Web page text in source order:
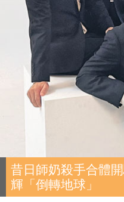
昔日師奶殺手合體
輝「倒轉地球」